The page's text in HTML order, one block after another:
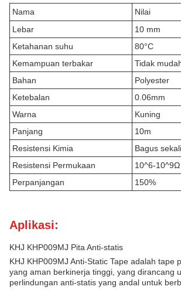
Nama
Nilai
Lebar
10 mm
Ketahanan suhu
80°C
Kemampuan terbakar
Tidak
Bahan
Polyester
Ketebalan
0.06mm
Warna
Kuning
Panjang
10m
Resistensi Kimia
Bagus sekali.
Resistensi Permukaan
10^6-10^9Ω
Perpanjangan
150%
Aplikasi:
KHJ KHP009MJ Pita Anti-statis
KHJ KHP009MJ Anti-Static Tape adalah tape
yang aman berkinerja tinggi, yang dirancang
perlindungan anti-statis yang andal untuk